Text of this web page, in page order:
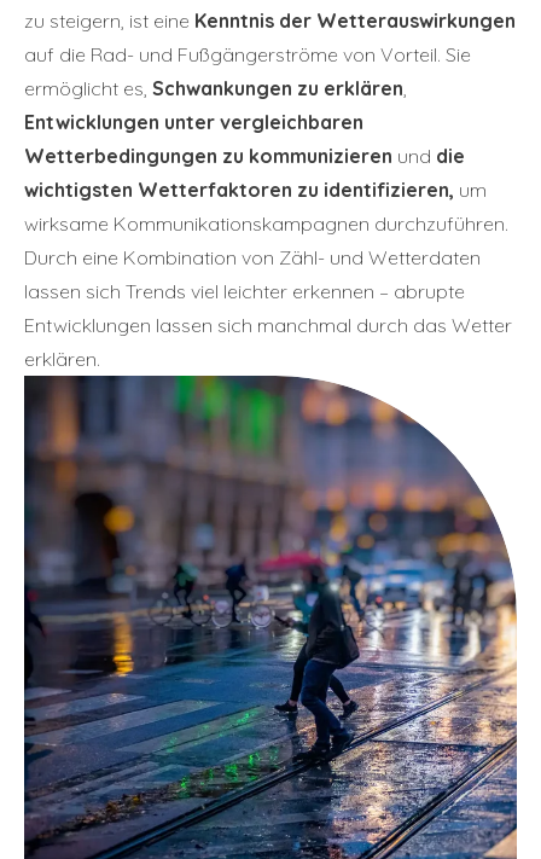
zu steigern, ist eine Kenntnis der Wetterauswirkungen
auf die Rad- und Fußgängerströme von Vorteil. Sie
ermöglicht es, Schwankungen zu erklären,
Entwicklungen unter vergleichbaren
Wetterbedingungen zu kommunizieren und die
wichtigsten Wetterfaktoren zu identifizieren, um
wirksame Kommunikationskampagnen durchzuführen.
Durch eine Kombination von Zähl- und Wetterdaten
lassen sich Trends viel leichter erkennen – abrupte
Entwicklungen lassen sich manchmal durch das Wetter
erklären.